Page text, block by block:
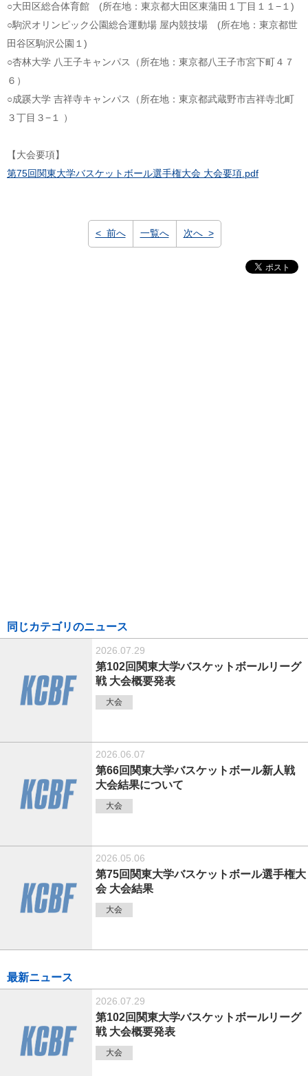
○大田区総合体育館 (所在地：東京都大田区東蒲田１丁目１１−１)
○駒沢オリンピック公園総合運動場 屋内競技場 (所在地：東京都世
田谷区駒沢公園１)
○杏林大学 八王子キャンパス（所在地：東京都八王子市宮下町４７
６）
○成蹊大学 吉祥寺キャンパス（所在地：東京都武蔵野市吉祥寺北町
３丁目３−１ ）
【大会要項】
第75回関東大学バスケットボール選手権大会 大会要項.pdf
< 前へ 一覧へ 次へ >
同じカテゴリのニュース
2026.07.29
第102回関東大学バスケットボールリーグ
戦 大会概要発表
大会
2026.06.07
第66回関東大学バスケットボール新人戦
大会結果について
大会
2026.05.06
第75回関東大学バスケットボール選手権大
会 大会結果
大会
最新ニュース
2026.07.29
第102回関東大学バスケットボールリーグ
戦 大会概要発表
大会